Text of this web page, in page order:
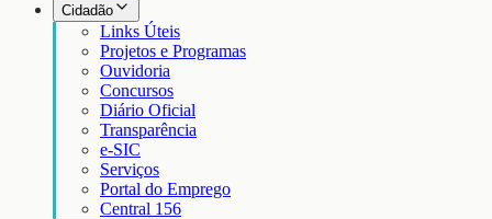
Cidadão
Links Úteis
Projetos e Programas
Ouvidoria
Concursos
Diário Oficial
Transparência
e-SIC
Serviços
Portal do Emprego
Central 156